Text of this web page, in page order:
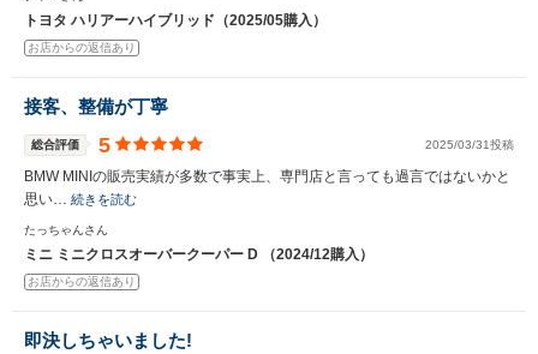
トヨタ ハリアーハイブリッド（2025/05購入）
お店からの返信あり
接客、整備が丁寧
総合評価 5 2025/03/31投稿
BMW MINIの販売実績が多数で事実上、専門店と言っても過言ではないかと
思い… 続きを読む
たっちゃんさん
ミニ ミニクロスオーバークーパー D （2024/12購入）
お店からの返信あり
即決しちゃいました!